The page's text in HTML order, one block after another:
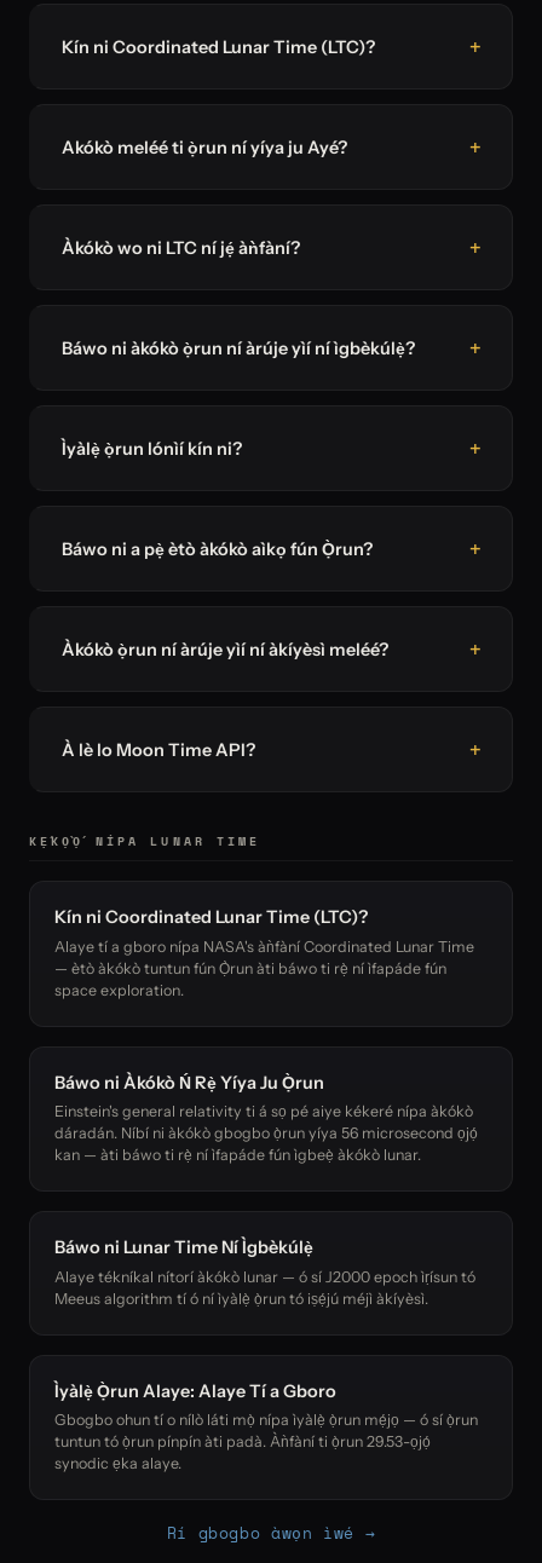
Kín ni Coordinated Lunar Time (LTC)?
Akókò meléé ti ọ̀run ní yíya ju Ayé?
Àkókò wo ni LTC ní jẹ́ àǹfàní?
Báwo ni àkókò ọ̀run ní àrúje yìí ní ìgbèkúlẹ̀?
Ìyàlẹ̀ ọ̀run lónìí kín ni?
Báwo ni a pẹ̀ ètò àkókò aìkọ fún Ọ̀run?
Àkókò ọ̀run ní àrúje yìí ní àkíyèsì meléé?
À lè lo Moon Time API?
KẸ́KỌ̀Ọ́ NÍPA LUNAR TIME
Kín ni Coordinated Lunar Time (LTC)?
Alaye tí a gboro nípa NASA's àǹfàní Coordinated Lunar Time
— ètò àkókò tuntun fún Ọ̀run àti báwo ti rẹ̀ ní ìfapáde fún
space exploration.
Báwo ni Àkókò Ń Rẹ̀ Yíya Ju Ọ̀run
Einstein's general relativity ti á sọ pé aiye kékeré nípa àkókò
dáradán. Níbí ni àkókò gbogbo ọ̀run yíya 56 microsecond ọjọ́
kan — àti báwo ti rẹ̀ ní ìfapáde fún ìgbeẹ̀ àkókò lunar.
Báwo ni Lunar Time Ní Ìgbèkúlẹ̀
Alaye tékníkal nítorí àkókò lunar — ó sí J2000 epoch ìṛísun tó
Meeus algorithm tí ó ní ìyàlẹ̀ ọ̀run tó iṣẹ́jú méjì àkíyèsì.
Ìyàlẹ̀ Ọ̀run Alaye: Alaye Tí a Gboro
Gbogbo ohun tí o nílò láti mọ̀ nípa ìyàlẹ̀ ọ̀run mẹ́jọ — ó sí ọ̀run
tuntun tó ọ̀run pínpín àti padà. Àǹfàní ti ọ̀run 29.53-ọjọ́
synodic ẹka alaye.
Rí gbogbo àwọn ìwé →